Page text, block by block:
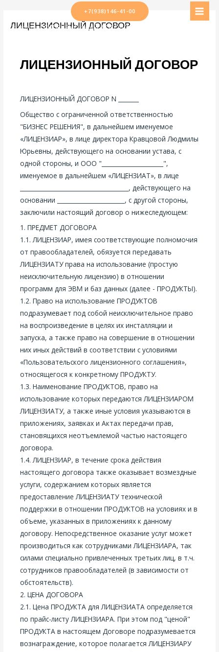
содержимому
+7(938)146-41-00
Главная ЛИЦЕНЗИОННЫЙ ДОГОВОР
ЛИЦЕНЗИОННЫЙ ДОГОВОР
ЛИЦЕНЗИОННЫЙ ДОГОВОР
ЛИЦЕНЗИОННЫЙ ДОГОВОР N _______
Общество с ограниченной ответственностью
"БИЗНЕС РЕШЕНИЯ", в дальнейшем именуемое
«ЛИЦЕНЗИАР», в лице директора Кравцовой Людмилы
Юрьевны, действующего на основании устава, с
одной стороны, и ООО "_____________________",
именуемое в дальнейшем «ЛИЦЕНЗИАТ», в лице
_____________________________________, действующего на
основании _______________________, с другой стороны,
заключили настоящий договор о нижеследующем:
1. ПРЕДМЕТ ДОГОВОРА
1.1. ЛИЦЕНЗИАР, имея соответствующие полномочия
от правообладателей, обязуется передавать
ЛИЦЕНЗИАТУ права на использование (простую
неисключительную лицензию) в отношении
программ для ЭВМ и баз данных (далее - ПРОДУКТЫ).
1.2. Право на использование ПРОДУКТОВ
подразумевает под собой неисключительное право
на воспроизведение в целях их инсталляции и
запуска, а также право на совершение в отношении
них иных действий в соответствии с условиями
«Пользовательского лицензионного соглашения»,
относящегося к конкретному ПРОДУКТУ.
1.3. Наименование ПРОДУКТОВ, право на
использование которых передаются ЛИЦЕНЗИАРОМ
ЛИЦЕНЗИАТУ, а также иные условия указываются в
приложениях, заявках и Актах передачи прав,
становящихся неотъемлемой частью настоящего
договора.
1.4. ЛИЦЕНЗИАР, в течение срока действия
настоящего договора также оказывает возмездные
услуги, содержанием которых является
предоставление ЛИЦЕНЗИАТУ технической
поддержки в отношении ПРОДУКТОВ на условиях и в
объеме, указанных в приложениях к данному
договору. Непосредственное оказание услуг может
производиться как сотрудниками ЛИЦЕНЗИАРА, так
силами специально привлеченных третьих лиц, в т.ч.
сотрудников правообладателей (в зависимости от
обстоятельств).
2. ЦЕНА ДОГОВОРА
2.1. Цена ПРОДУКТА для ЛИЦЕНЗИАТА определяется
по прайс-листу ЛИЦЕНЗИАРА. При этом под "ценой"
ПРОДУКТА в настоящем Договоре подразумевается
вознаграждение, которое полагается ЛИЦЕНЗИАРУ